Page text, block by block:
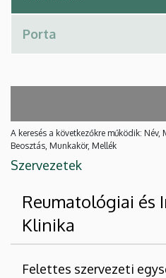
A keresés a következőkre működik: Név,
Beosztás, Munkakör, Mellék
Szervezetek
Reumatológiai és
Klinika
Felettes szervezeti